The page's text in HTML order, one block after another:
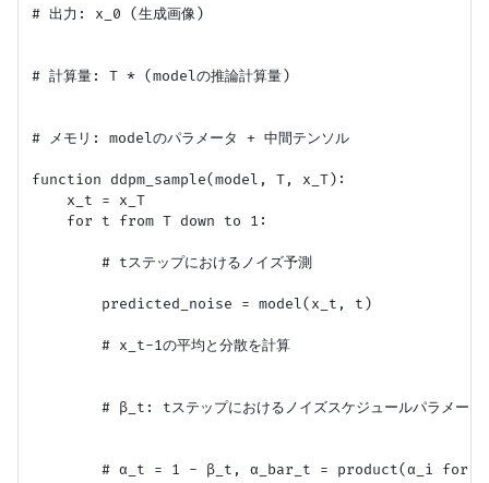
# 出力: x_0 (生成画像)
# 計算量: T * (modelの推論計算量)
# メモリ: modelのパラメータ + 中間テンソル
function ddpm_sample(model, T, x_T):
    x_t = x_T
    for t from T down to 1:
        # tステップにおけるノイズ予測
        predicted_noise = model(x_t, t)
        # x_t-1の平均と分散を計算
        # β_t: tステップにおけるノイズスケジュールパラメータ
# α_t = 1 - β_t, α_bar_t = product(α_i for